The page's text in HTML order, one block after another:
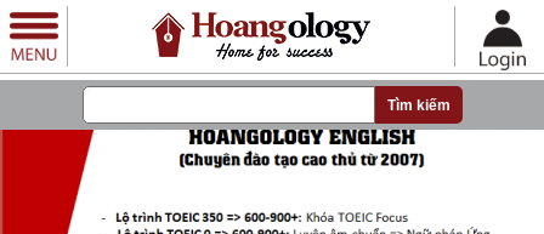
Nhảy đến nội dung